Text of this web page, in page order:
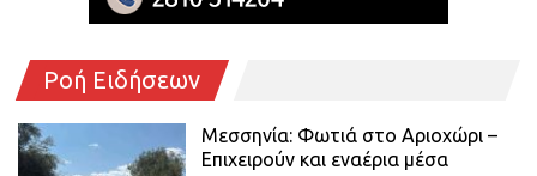
Ροή Ειδήσεων
Μεσσηνία: Φωτιά στο Αριοχώρι –
Επιχειρούν και εναέρια μέσα